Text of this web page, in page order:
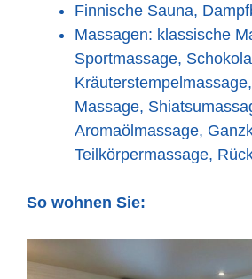
Finnische Sauna,
Massagen: klassische
Sportmassage,
Massage,
Aromaölmassage,
Teilkörpermassage,
So wohnen Sie: